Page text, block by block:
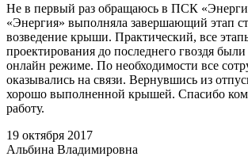
Не в первый раз обращаюсь в ПСК
«Энергия» выполняла завершающий этап
возведение крыши. Практический, все
проектирования до последнего гвоздя
онлайн режиме. По необходимости все
оказывались на связи. Вернувшись из
хорошо выполненной крышей. Спасибо
работу.
19 октября 2017
Альбина Владимировна